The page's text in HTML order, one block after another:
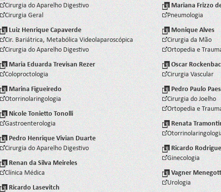
Cirurgia do Aparelho Digestivo
Cirurgia Geral
Luiz Henrique Capaverde
Cir. Bariátrica, Metabólica Videolaparoscópica
Cirurgia do Aparelho Digestivo
Maria Eduarda Trevisan Rezer
Coloproctologia
Marina Figueiredo
Otorrinolaringologia
Nicole Tonietto Tonolli
Gastroenterologia
Pedro Henrique Vivian Duarte
Cirurgia do Aparelho Digestivo
Renan da Silva Meireles
Clínica Médica
Ricardo Lasevitch
Mariana Frizzo
Pneumologia
Monique Alves
Cirurgia da Mão
Ortopedia e
Oscar
Cirurgia Vascular
Pedro Paulo
Cirurgia do Joelho
Ortopedia e
Renata
Ricardo
Ginecologia
Vagner
Urologia